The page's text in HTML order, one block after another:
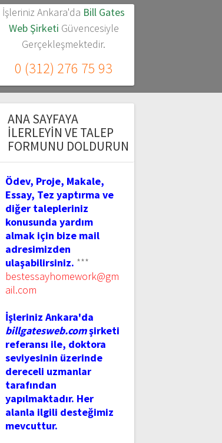
İşleriniz Ankara'da Bill Gates
Web Şirketi Güvencesiyle
Gerçekleşmektedir.
0 (312) 276 75 93
ANA SAYFAYA
İLERLEYIN VE TALEP
FORMUNU DOLDURUN
Ödev, Proje, Makale,
Essay, Tez yaptırma ve
diğer talepleriniz
konusunda yardım
almak için bize mail
adresimizden
ulaşabilirsiniz. ***
bestessayhomework@gm
ail.com
İşleriniz Ankara'da
billgatesweb.comşirketi
referansı ile, doktora
seviyesinin üzerinde
dereceli uzmanlar
tarafından
yapılmaktadır. Her
alanla ilgili desteğimiz
mevcuttur.